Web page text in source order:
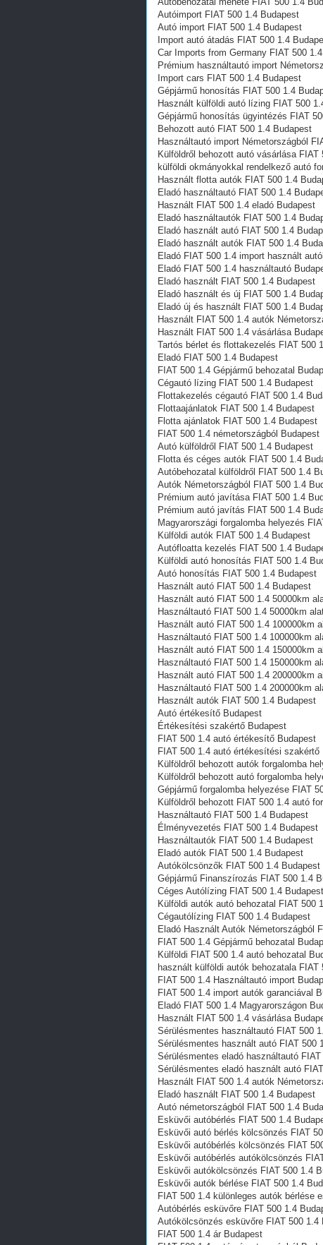
Autóimport FIAT 500 1.4 Budapest
Autó import FIAT 500 1.4 Budapest
Import autó átadás FIAT 500 1.4
Car Imports from Germany FIAT 500
Prémium használtautó import
Import cars FIAT 500 1.4 Budapest
Gépjármű honosítás FIAT 500 1.4
Használt külföldi autó lízing FIAT 500
Gépjármű honosítás ügyintézés FIAT
Behozott autó FIAT 500 1.4 Budapest
Használtautó import Németországból
Külföldről behozott autó vásárlása FIAT
külföldi okmányokkal rendelkező autó
Használt flotta autók FIAT 500 1.4
Eladó használtautó FIAT 500 1.4
Használt FIAT 500 1.4 eladó Budapest
Eladó használtautók FIAT 500 1.4
Eladó használt autó FIAT 500 1.4
Eladó használt autók FIAT 500 1.4
Eladó FIAT 500 1.4 import használt
Eladó FIAT 500 1.4 használtautó
Eladó használt FIAT 500 1.4 Budapest
Eladó használt és új FIAT 500 1.4
Eladó új és használt FIAT 500 1.4
Használt FIAT 500 1.4 autók
Használt FIAT 500 1.4 vásárlása
Tartós bérlet és flottakezelés FIAT 500
Eladó FIAT 500 1.4 Budapest
FIAT 500 1.4 Gépjármű behozatal‎
Cégautó lízing FIAT 500 1.4 Budapest
Flottakezelés cégautó FIAT 500 1.4
Flottaajánlatok FIAT 500 1.4 Budapest
Flotta ajánlatok FIAT 500 1.4 Budapest
FIAT 500 1.4 németországból Budapest
Autó külföldről FIAT 500 1.4 Budapest
Flotta és céges autók FIAT 500 1.4
Autóbehozatal külföldről FIAT 500 1.4
Autók Németországból‎ FIAT 500 1.4
Prémium autó javítása FIAT 500 1.4
Prémium autó javítás FIAT 500 1.4
Magyarországi forgalomba helyezés
Külföldi autók‎ FIAT 500 1.4 Budapest
Autófloatta kezelés FIAT 500 1.4
Külföldi autó honosítás FIAT 500 1.4
Autó honosítás FIAT 500 1.4 Budapest
Használt autó‎ FIAT 500 1.4 Budapest
Használt autó‎ FIAT 500 1.4 50000km
Használtautó‎ FIAT 500 1.4 50000km
Használt autó‎ FIAT 500 1.4 100000km
Használtautó‎ FIAT 500 1.4 100000km
Használt autó‎ FIAT 500 1.4 150000km
Használtautó‎ FIAT 500 1.4 150000km
Használt autó‎ FIAT 500 1.4 200000km
Használtautó‎ FIAT 500 1.4 200000km
Használt autó‎k FIAT 500 1.4 Budapest
Autó értékesítő Budapest
Értékesítési szakértő Budapest
FIAT 500 1.4 autó értékesítő Budapest
FIAT 500 1.4 autó értékesítési szakértő
Külföldről behozott autók forgalomba
Külföldről behozott autó forgalomba
Gépjármű forgalomba helyezése FIAT
Külföldről behozott FIAT 500 1.4 autó
Használtautó‎ FIAT 500 1.4 Budapest
Élményvezetés FIAT 500 1.4 Budapest
Használtautó‎k FIAT 500 1.4 Budapest
Eladó autók FIAT 500 1.4 Budapest
Autókölcsönzők FIAT 500 1.4 Budapest
Gépjármű Finanszírozás FIAT 500 1.4
Céges Autólízing FIAT 500 1.4 Budapest
Külföldi autók‎ autó behozatal FIAT 500
Cégautólízing FIAT 500 1.4 Budapest
Eladó Használt Autók Németországból
FIAT 500 1.4 Gépjármű behozatal
Külföldi FIAT 500 1.4 autó behozatal
használt külföldi autók behozatala FIAT
FIAT 500 1.4 Használtautó import
FIAT 500 1.4 import autók garanciával
Eladó FIAT 500 1.4 Magyarországon‎
Használt FIAT 500 1.4 vásárlása
Sérülésmentes használtautó FIAT 500
Sérülésmentes használt autó FIAT 500
Sérülésmentes eladó használtautó
Sérülésmentes eladó használt autó
Használt FIAT 500 1.4 autók
Eladó használt FIAT 500 1.4 Budapest
Autó németországból FIAT 500 1.4
Esküvői autóbérlés FIAT 500 1.4
Esküvői autó bérlés kölcsönzés FIAT
Esküvői autóbérlés kölcsönzés FIAT
Esküvői autóbérlés autókölcsönzés
Esküvői autókölcsönzés FIAT 500 1.4
Esküvői autók bérlése FIAT 500 1.4
FIAT 500 1.4 különleges autók bérlése
Autóbérlés esküvőre FIAT 500 1.4
Autókölcsönzés esküvőre FIAT 500 1.4
FIAT 500 1.4 ár Budapest